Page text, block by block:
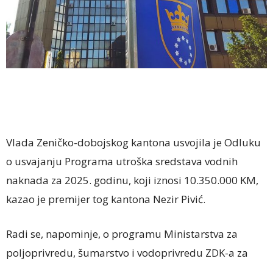
Vlada Zeničko-dobojskog kantona usvojila je Odluku
o usvajanju Programa utroška sredstava vodnih
naknada za 2025. godinu, koji iznosi 10.350.000 KM,
kazao je premijer tog kantona Nezir Pivić.
Radi se, napominje, o programu Ministarstva za
poljoprivredu, šumarstvo i vodoprivredu ZDK-a za